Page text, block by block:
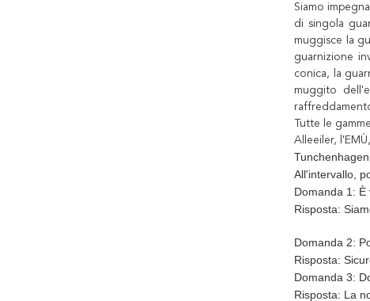
Siamo
di singola
muggisce la
guarnizione
conica, la
muggito
Tutte le
Alleeiler,
All'intervallo,
Domanda 1:
Risposta:
Domanda 2:
Risposta:
Domanda 3:
Risposta: La